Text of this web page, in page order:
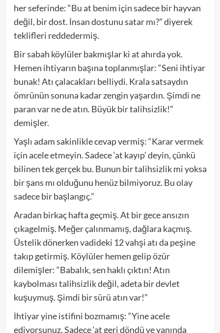
her seferinde: “Bu at benim için sadece bir hayvan
değil, bir dost. İnsan dostunu satar mı?” diyerek
teklifleri reddedermiş.
Bir sabah köylüler bakmışlar ki at ahırda yok.
Hemen ihtiyarın başına toplanmışlar: “Seni ihtiyar
bunak! Atı çalacakları belliydi. Krala satsaydın
ömrünün sonuna kadar zengin yaşardın. Şimdi ne
paran var ne de atın. Büyük bir talihsizlik!”
demişler.
Yaşlı adam sakinlikle cevap vermiş: “Karar vermek
için acele etmeyin. Sadece ‘at kayıp’ deyin, çünkü
bilinen tek gerçek bu. Bunun bir talihsizlik mi yoksa
bir şans mı olduğunu henüz bilmiyoruz. Bu olay
sadece bir başlangıç.”
Aradan birkaç hafta geçmiş. At bir gece ansızın
çıkagelmiş. Meğer çalınmamış, dağlara kaçmış.
Üstelik dönerken vadideki 12 vahşi atı da peşine
takıp getirmiş. Köylüler hemen gelip özür
dilemişler: “Babalık, sen haklı çıktın! Atın
kaybolması talihsizlik değil, adeta bir devlet
kuşuymuş. Şimdi bir sürü atın var!”
İhtiyar yine istifini bozmamış: “Yine acele
ediyorsunuz. Sadece ‘at geri döndü ve yanında